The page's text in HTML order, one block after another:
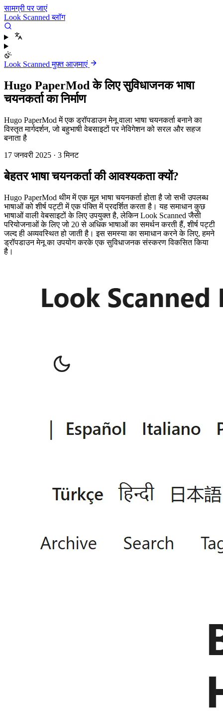
सामग्री पर जाएं
Look Scanned ब्लॉग
Look Scanned मुफ़्त आज़माएं
Hugo PaperMod के लिए सुविधाजनक भाषा
चयनकर्ता का निर्माण
Hugo PaperMod में एक ड्रॉपडाउन मेनू वाला भाषा चयनकर्ता बनाने का
विस्तृत मार्गदर्शन, जो बहुभाषी वेबसाइटों पर नेविगेशन को सरल और सहज
बनाता है
17 जनवरी 2025 · 3 मिनट
बेहतर भाषा चयनकर्ता की आवश्यकता क्यों?
Hugo PaperMod थीम में एक मूल भाषा चयनकर्ता होता है जो सभी उपलब्ध
भाषाओं को शीर्ष पट्टी में एक पंक्ति में प्रदर्शित करता है। यह समाधान कुछ
भाषाओं वाली वेबसाइटों के लिए उपयुक्त है, लेकिन Look Scanned जैसी
परियोजनाओं के लिए जो 20 से अधिक भाषाओं का समर्थन करती हैं, शीर्ष पट्टी
जल्द ही अव्यवस्थित हो जाती है। इस समस्या का समाधान करने के लिए, हमने
ड्रॉपडाउन मेनू का उपयोग करके एक सुविधाजनक संस्करण विकसित किया
है।